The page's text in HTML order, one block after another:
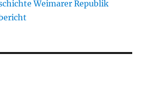
Weimarer Republik